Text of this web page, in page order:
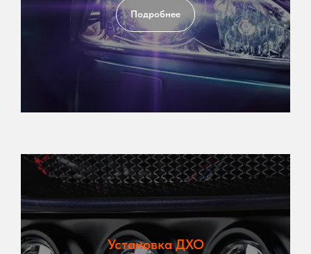
Подробнее
Установка ДХО